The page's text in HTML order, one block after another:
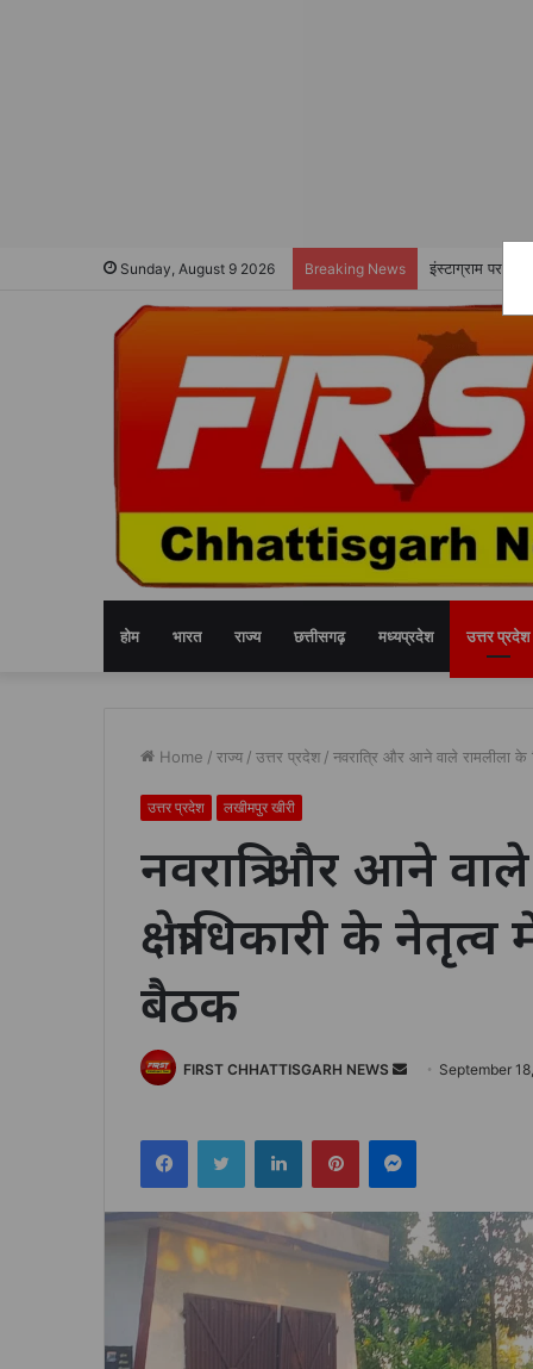
Sunday, August 9 2026 Breaking News इंस्टाग्राम पर
होम भारत राज्य छत्तीसगढ़ मध्यप्रदेश उत्तर प्रदेश
Home / राज्य / उत्तर प्रदेश / नवरात्रि और आने वाले रामलीला के
उत्तर प्रदेश लखीमपुर खीरी
नवरात्रि और आने
क्षेत्राधिकारी के
बैठक
FIRST CHHATTISGARH NEWS
Send September
FacebookTwitter LinkedInPinterestMessenger